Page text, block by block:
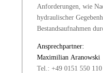
Anforderungen, wie
hydraulischer
Bestandsaufnahmen
Ansprechpartner:
Maximilian Aranowski
Tel.: +49 0151 550